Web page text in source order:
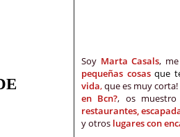
Soy Marta Casals,
pequeñas cosasque
vida,que es muy corta!
en Bcn?, os
restaurantes,
y otros lugares con